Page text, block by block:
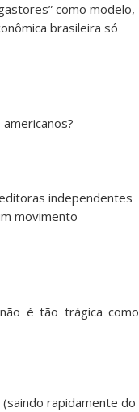
como modelo,
brasileira só
independentes
movimento
é tão trágica como
rapidamente do